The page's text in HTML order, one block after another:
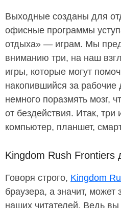
Выходные созданы для
офисные программы
отдыха» — играм. Мы
вниманию три, на наш
игры, которые могут
накопившийся за рабочие
немного поразмять мозг,
от бездействия. Итак, три
компьютер, планшет,
Kingdom Rush Frontiers
Говоря строго, Kingdom
браузера, а значит, может
наших читателей. Ведь